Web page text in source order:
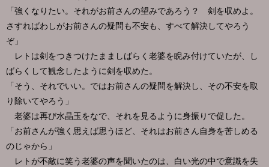
「強くなりたい。それがお前さんの望みであろう？ 剣を収めよ。
さすればわしがお前さんの疑問も不安も、すべて解決してやろう
ぞ」
レトは剣をつきつけたまましばらく老婆を睨み付けていたが、し
ばらくして観念したように剣を収めた。
「そう、それでいい。ではお前さんの疑問を解決し、その不安を取
り除いてやろう」
老婆は再び水晶玉をなで、それを見るように身振りで促した。
「お前さんが強く思えば思うほど、それはお前さん自身を苦しめる
のじゃから」
レトが不敵に笑う老婆の声を聞いたのは、白い光の中で意識を失